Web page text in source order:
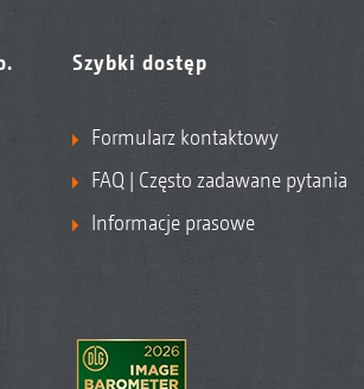
Szybki dostęp
Formularz kontaktowy
FAQ | Często zadawane pytania
Informacje prasowe